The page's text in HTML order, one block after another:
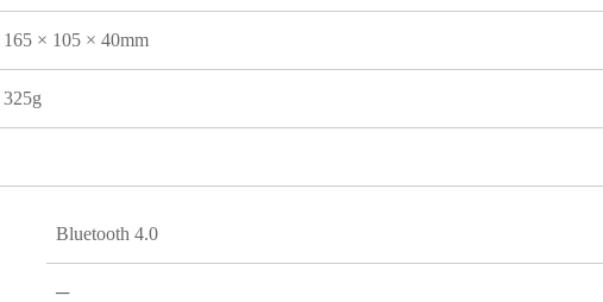
165 × 105 × 40mm
325g
Bluetooth 4.0
─